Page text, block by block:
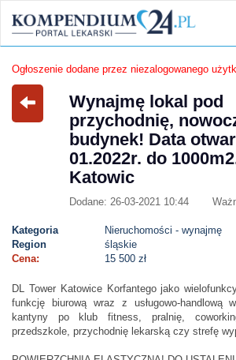
Ogłoszenie dodane przez niezalogowanego
Wynajmę lokal pod
przychodnię,
budynek! Data
01.2022r. do
Katowic
Dodane: 26-03-2021 10:44
Kategoria
Nieruchomości - wynajmę
Region
śląskie
Cena:
15 500 zł
DL Tower Katowice Korfantego jako
funkcję biurową wraz z usługowo-handlową
kantyny po klub fitness, pralnię,
przedszkole, przychodnię lekarską czy strefę